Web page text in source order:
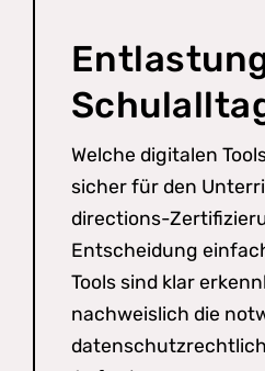
Welche digitalen
sicher für den
directions-
Entscheidung
Tools sind klar
nachweislich die